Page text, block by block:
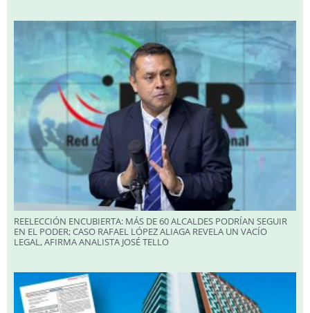
REELECCIÓN ENCUBIERTA: MÁS DE 60 ALCALDES PODRÍAN SEGUIR
EN EL PODER; CASO RAFAEL LÓPEZ ALIAGA REVELA UN VACÍO
LEGAL, AFIRMA ANALISTA JOSÉ TELLO